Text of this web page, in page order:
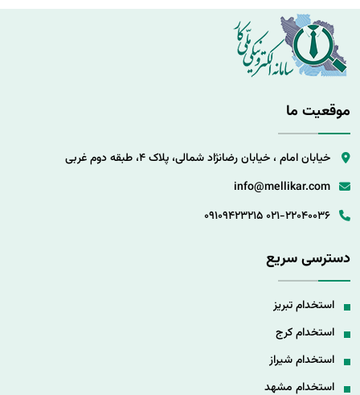
موقعیت ما
خیابان امام ، خیابان رضانژاد شمالی، پلاک 4، طبقه دوم غربی
info@mellikar.com
021-22040036
09109423215
دسترسی سریع
استخدام تبریز
استخدام کرج
استخدام شیراز
استخدام مشهد